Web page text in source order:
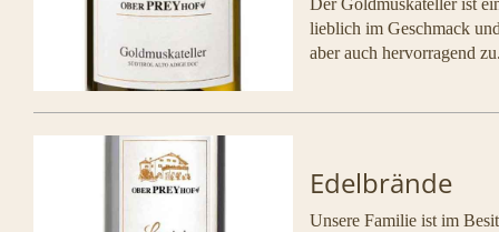
Der Goldmuskateller ist
lieblich im Geschmack
aber auch hervorragend
Edelbrände
Unsere Familie ist im